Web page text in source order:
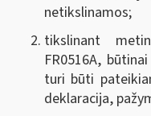
netikslinamos;
tikslinant
FR0516A,
turi būti
deklaracija,